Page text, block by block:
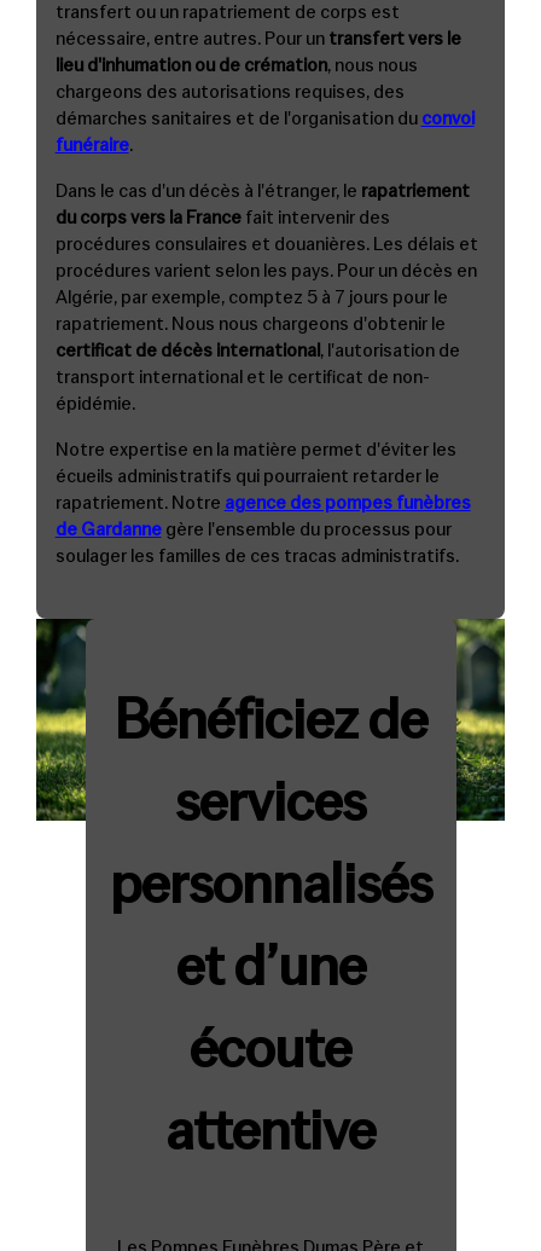
transfert ou un rapatriement de corps est
nécessaire, entre autres. Pour un transfert vers le
lieu d'inhumation ou de crémation, nous nous
chargeons des autorisations requises, des
démarches sanitaires et de l'organisation du convoi
funéraire.
Dans le cas d'un décès à l'étranger, le rapatriement
du corps vers la Francefait intervenir des
procédures consulaires et douanières. Les délais et
procédures varient selon les pays. Pour un décès en
Algérie, par exemple, comptez 5 à 7 jours pour le
rapatriement. Nous nous chargeons d'obtenir le
certificat de décès international , l'autorisation de
transport international et le certificat de non-
épidémie.
Notre expertise en la matière permet d'éviter les
écueils administratifs qui pourraient retarder le
rapatriement. Notre agence des pompes funèbres
de Gardannegère l'ensemble du processus pour
soulager les familles de ces tracas administratifs.
Bénéficiez de
services
personnalisés
et d’une
écoute
attentive